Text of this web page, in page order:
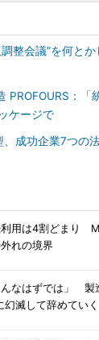
整会議”を何と
PROFOURS：「
ケージで
成功企業7つの
用は4割どまり
れの境界
んなはずでは」 製
幻滅して辞めていく